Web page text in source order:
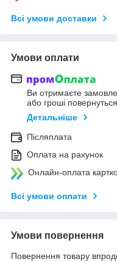
Всі умови доставки
Умови оплати
Ви отримаєте
або гроші
Детальніше
Післяплата
Оплата на рахунок
Онлайн-оплата
Всі умови оплати
Умови повернення
Повернення товару